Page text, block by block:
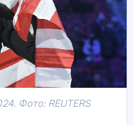
Фото: REUTERS